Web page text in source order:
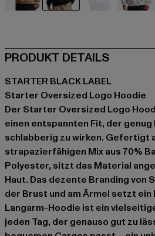
PRODUKT DETAILS
STARTER BLACK LABEL
Starter Oversized Logo Hoodie
Der Starter Oversized Logo
einen entspannten Fit, der
schlabberig zu wirken. Gefertigt
strapazierfähigen Mix aus 70%
Polyester, sitzt das Material
Haut. Das dezente Branding von
der Brust und am Ärmel setzt
Langarm-Hoodie ist ein
jeden Tag, der genauso gut zu